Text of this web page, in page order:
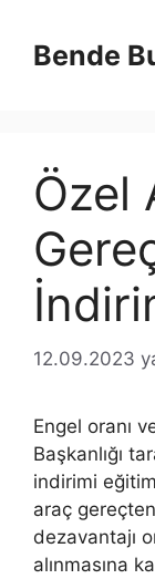
Bende
Özel
12.09.2023
Engel oranı
Başkanlığı
indirimi
araç
dezavantajı
alınmasına